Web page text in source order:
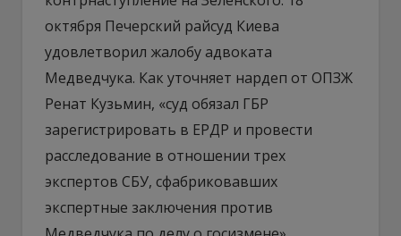
октября Печерский райсуд Киева
удовлетворил жалобу адвоката
Медведчука. Как уточняет нардеп от ОПЗЖ
Ренат Кузьмин, «суд обязал ГБР
зарегистрировать в ЕРДР и провести
расследование в отношении трех
экспертов СБУ, сфабриковавших
экспертные заключения против